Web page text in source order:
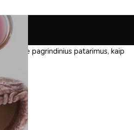
pagrindinius patarimus, kaip